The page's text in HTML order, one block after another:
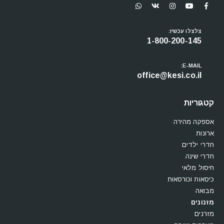
עקבו אחרינו
אספקה מהירה
ארונות
חדרי ילדים
חדרי שינה
חיסול מלאי
כיסאות וכורסאות
מבואה
מזנונים